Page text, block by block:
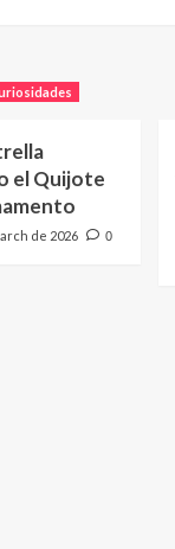
el Quijote
de 2026 0